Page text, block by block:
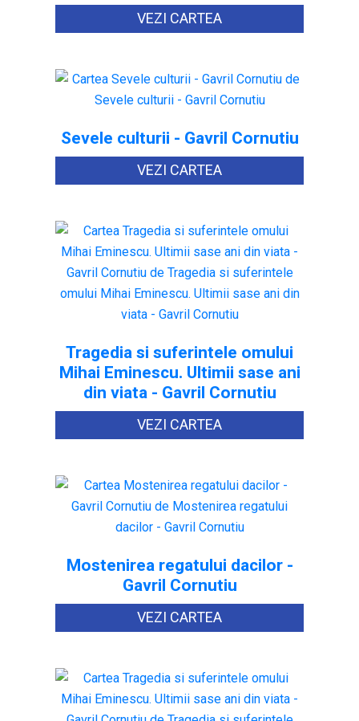
VEZI CARTEA
Sevele culturii - Gavril Cornutiu
VEZI CARTEA
Tragedia si suferintele omului
Mihai Eminescu. Ultimii sase ani
din viata - Gavril Cornutiu
VEZI CARTEA
Mostenirea regatului dacilor -
Gavril Cornutiu
VEZI CARTEA